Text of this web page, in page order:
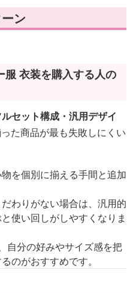
ン
服 衣装を購入する人の
セット構成・汎用デザイ
た商品が最も失敗しにくい
を個別に揃える手間と追加
わりがない場合は、汎用的
使い回しがしやすくなりま
自分の好みやサイズ感を把
のがおすすめです。